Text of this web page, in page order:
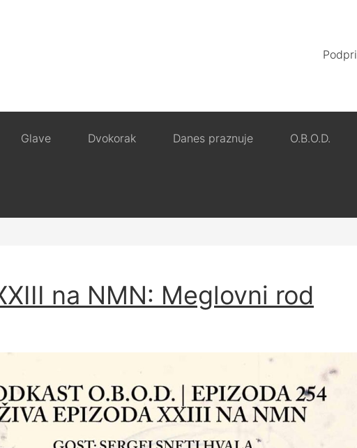
Podpri
Glave Dvokorak Danes praznuje O.B.O.D.
na NMN: Meglovni rod